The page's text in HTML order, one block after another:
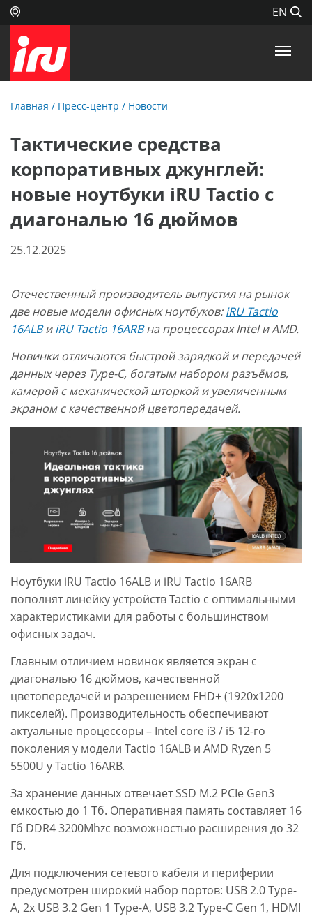
EN
Главная / Пресс-центр / Новости
Тактические средства
корпоративных джунглей:
новые ноутбуки iRU Tactio с
диагональю 16 дюймов
25.12.2025
Отечественный производитель выпустил на рынок
две новые модели офисных ноутбуков:iRU Tactio
16ALBиiRU Tactio 16ARBна процессорах Intel и AMD.
Новинки отличаются быстрой зарядкой и передачей
данных через Type-C, богатым набором разъёмов,
камерой с механической шторкой и увеличенным
экраном с качественной цветопередачей.
Ноутбуки iRU Tactio 16ALB и iRU Tactio 16ARB
пополнят линейку устройств Tactio с оптимальными
характеристиками для работы с большинством
офисных задач.
Главным отличием новинок является экран с
диагональю 16 дюймов, качественной
цветопередачей и разрешением FHD+ (1920x1200
пикселей). Производительность обеспечивают
актуальные процессоры – Intel core i3 / i5 12-го
поколения у модели Tactio 16ALB и AMD Ryzen 5
5500U у Tactio 16ARB.
За хранение данных отвечает SSD M.2 PCIe Gen3
емкостью до 1 Тб. Оперативная память составляет 16
Гб DDR4 3200Mhzс возможностью расширения до 32
Гб.
Для подключения сетевого кабеля и периферии
предусмотрен широкий набор портов: USB 2.0 Type-
A, 2x USB 3.2 Gen 1 Type-A, USB 3.2 Type-C Gen 1, HDMI